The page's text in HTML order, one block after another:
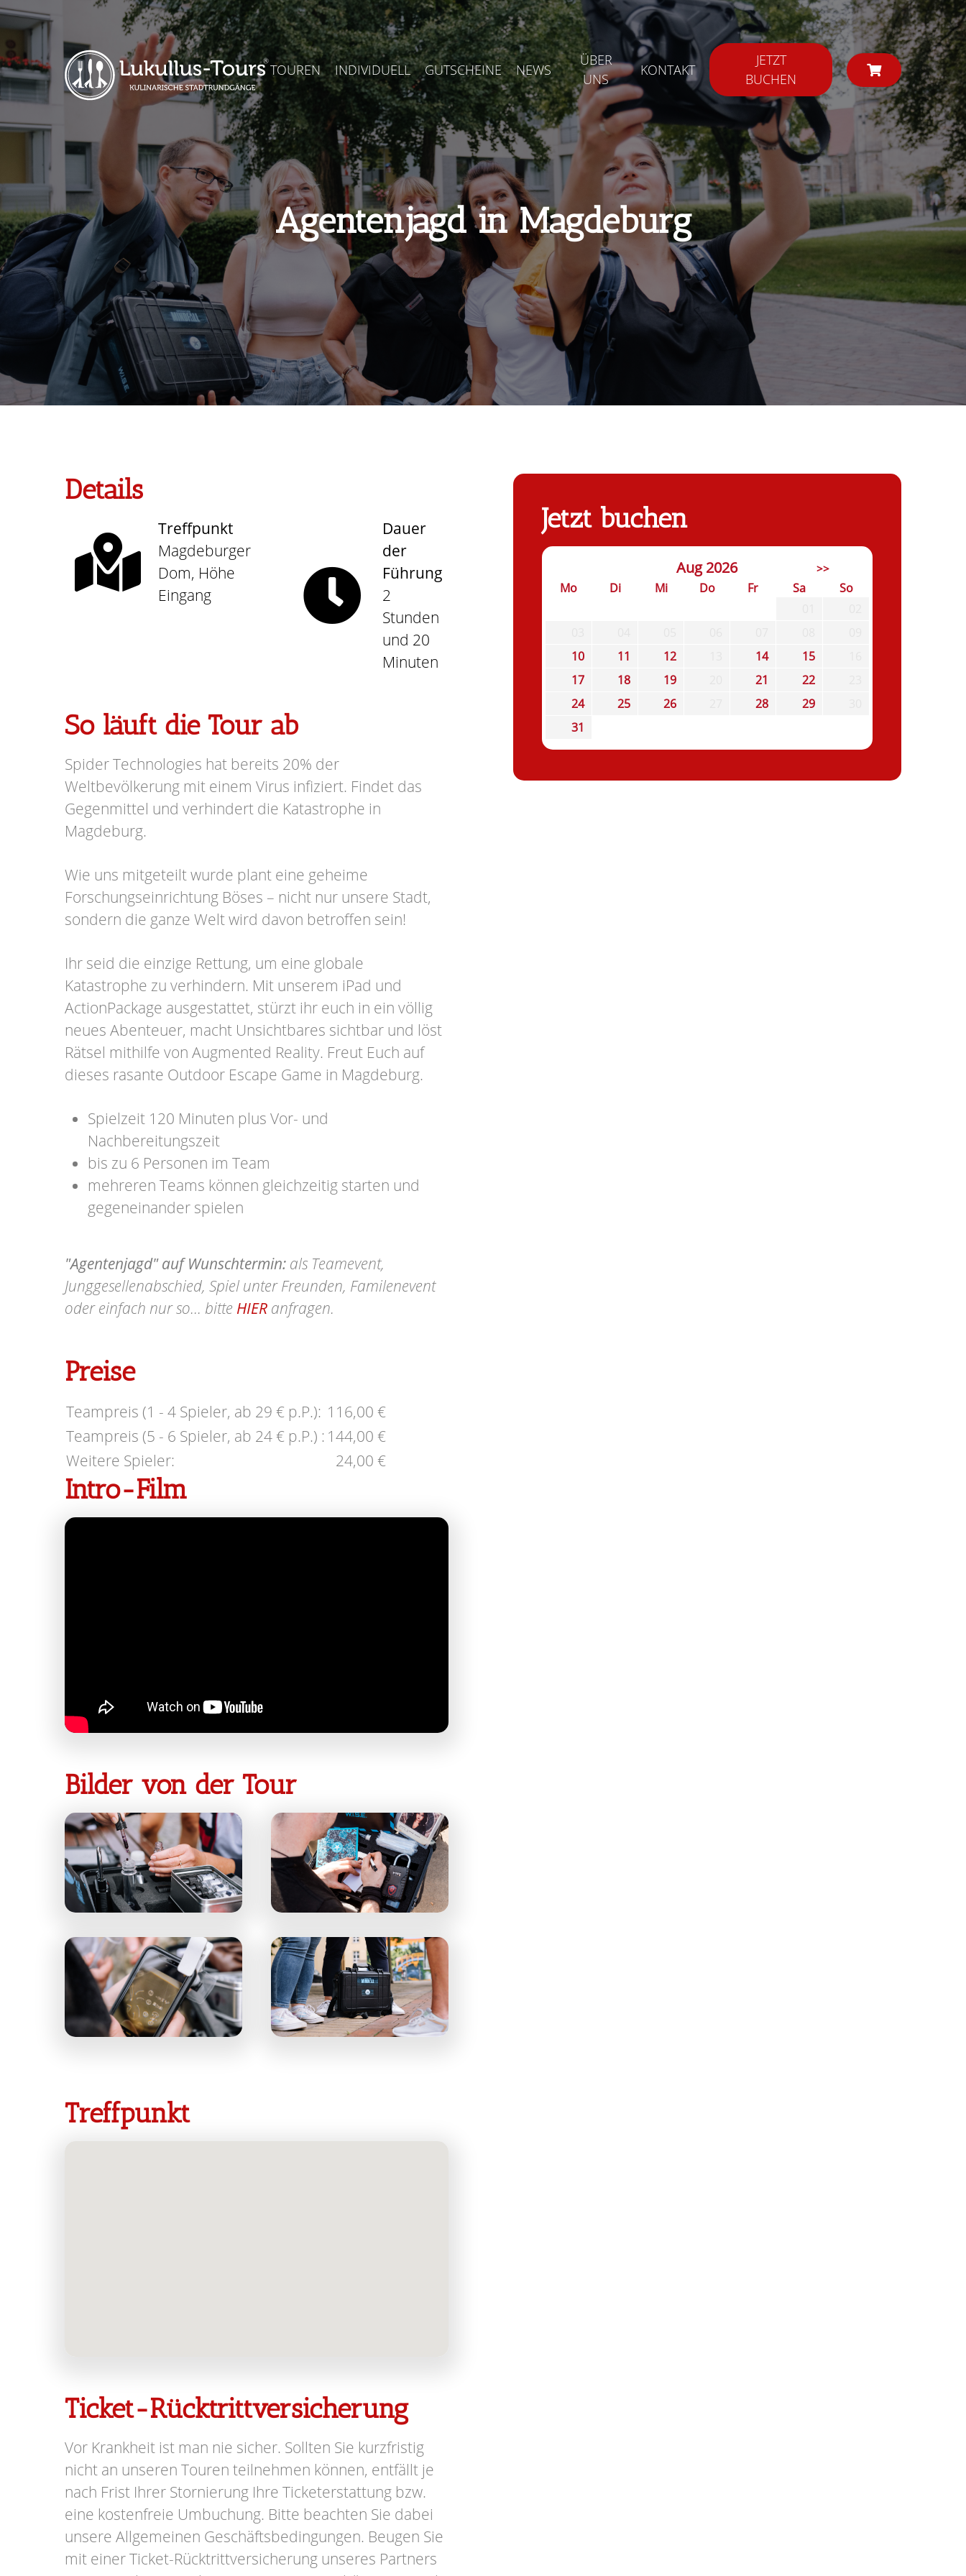
TOUREN INDIVIDUELL GUTSCHEINE NEWS
ÜBER
UNS
KONTAKT
JETZT
BUCHEN
Agentenjagd in Magdeburg
Details
Treffpunkt
Magdeburger
Dom, Höhe
Eingang
Dauer
der
Führung
2
Stunden
und 20
Minuten
So läuft die Tour ab
Spider Technologies hat bereits 20% der
Weltbevölkerung mit einem Virus infiziert. Findet das
Gegenmittel und verhindert die Katastrophe in
Magdeburg.
Wie uns mitgeteilt wurde plant eine geheime
Forschungseinrichtung Böses – nicht nur unsere Stadt,
sondern die ganze Welt wird davon betroffen sein!
Ihr seid die einzige Rettung, um eine globale
Katastrophe zu verhindern. Mit unserem iPad und
ActionPackage ausgestattet, stürzt ihr euch in ein völlig
neues Abenteuer, macht Unsichtbares sichtbar und löst
Rätsel mithilfe von Augmented Reality. Freut Euch auf
dieses rasante Outdoor Escape Game in Magdeburg.
Spielzeit 120 Minuten plus Vor- und
Nachbereitungszeit
bis zu 6 Personen im Team
mehreren Teams können gleichzeitig starten und
gegeneinander spielen
"Agentenjagd" auf Wunschtermin: als Teamevent,
Junggesellenabschied, Spiel unter Freunden, Familenevent
oder einfach nur so... bitte HIER anfragen.
Preise
Teampreis (1 - 4 Spieler, ab 29 € p.P.): 116,00 €
Teampreis (5 - 6 Spieler, ab 24 € p.P.) : 144,00 €
Weitere Spieler:
24,00 €
Intro-Film
Bilder von der Tour
Treffpunkt
Ticket-Rücktrittversicherung
Vor Krankheit ist man nie sicher. Sollten Sie kurzfristig
nicht an unseren Touren teilnehmen können, entfällt je
nach Frist Ihrer Stornierung Ihre Ticketerstattung bzw.
eine kostenfreie Umbuchung. Bitte beachten Sie dabei
unsere Allgemeinen Geschäftsbedingungen. Beugen Sie
mit einer Ticket-Rücktrittversicherung unseres Partners
Jetzt buchen
Aug 2026 >>
Mo Di Mi Do Fr Sa
So
10
11 12 14 15
17
18 19 21 22
24
25 26 28 29
31